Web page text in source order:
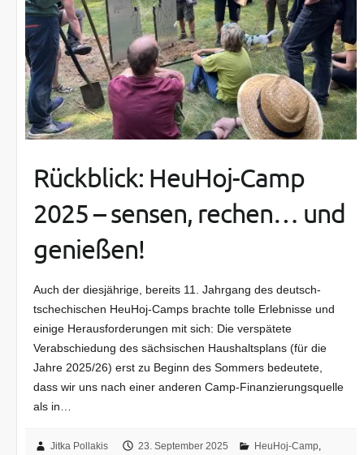
Rückblick: HeuHoj-Camp
2025 – sensen, rechen… und
genießen!
Auch der diesjährige, bereits 11. Jahrgang des deutsch-
tschechischen HeuHoj-Camps brachte tolle Erlebnisse und
einige Herausforderungen mit sich: Die verspätete
Verabschiedung des sächsischen Haushaltsplans (für die
Jahre 2025/26) erst zu Beginn des Sommers bedeutete,
dass wir uns nach einer anderen Camp-Finanzierungsquelle
als in…
Jitka Pollakis 23. September 2025 HeuHoj-Camp,